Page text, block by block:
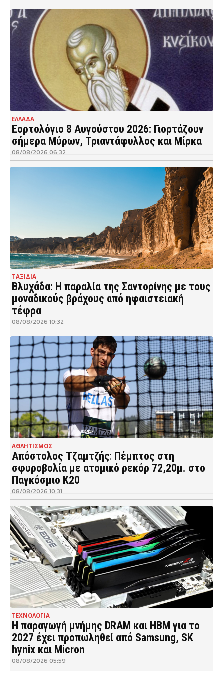
ΕΛΛΑΔΑ
Εορτολόγιο 8 Αυγούστου 2026: Γιορτάζουν
σήμερα Μύρων, Τριαντάφυλλος και Μίρκα
08/08/2026 06:32
ΤΑΞΙΔΙΑ
Βλυχάδα: Η παραλία της Σαντορίνης με τους
μοναδικούς βράχους από ηφαιστειακή
τέφρα
08/08/2026 10:32
ΑΘΛΗΤΙΣΜΟΣ
Απόστολος Τζαμτζής: Πέμπτος στη
σφυροβολία με ατομικό ρεκόρ 72,20μ. στο
Παγκόσμιο Κ20
08/08/2026 10:31
ΤΕΧΝΟΛΟΓΙΑ
Η παραγωγή μνήμης DRAM και HBM για το
2027 έχει προπωληθεί από Samsung, SK
hynix και Micron
08/08/2026 05:59